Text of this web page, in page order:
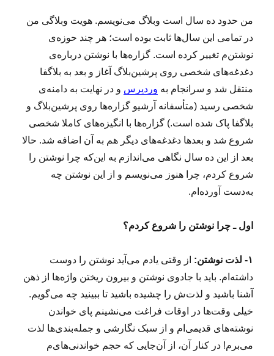
من حدود ده سال است وبلاگ می‌نویسم. هویت وبلاگی من
در تمامی این سال‌ها ثابت بوده است؛ هر چند حوزه‌ی
نوشتن‌م تغییر کرده است. گزاره‌ها با نوشتن درباره‌ی
دغدغه‌های شخصی روی پرشین‌بلاگ آغاز و بعد به بلاگفا
منتقل شد و سرانجام به وردپرس و در نهایت به دامنه‌ی
شخصی رسید (متأسفانه آرشیو گزاره‌ها روی پرشین‌بلاگ و
بلاگفا پاک شده است.) گزاره‌ها با انگیزه‌های کاملا شخصی
شروع شد و بعدها دغدغه‌های دیگر هم به آن اضافه شد. حالا
بعد از این ده سال نگاهی می‌اندازم به این‌که چرا نوشتن را
شروع کردم، چرا هنوز می‌نویسم و از این نوشتن چه
به‌دست آورده‌ام.
اول ـ چرا نوشتن را شروع کردم؟
۱- لذت نوشتن:
از وقتی یادم می‌آید نوشتن را دوست
داشته‌ام. باید با جادوی نوشتن و بیرون ریختن واژه‌ها از ذهن
آشنا باشید و لذت‌ش را چشیده باشید تا ببینید چه می‌گویم.
خیلی وقت‌ها در اوقات فراغت می‌نشینم پای خواندن
نوشته‌های قدیمی‌ام و از سبک نگارشی‌ و جمله‌بندی‌ها لذت
می‌برم! در کنار آن، از آن‌جایی که حجم خواندنی‌های‌م